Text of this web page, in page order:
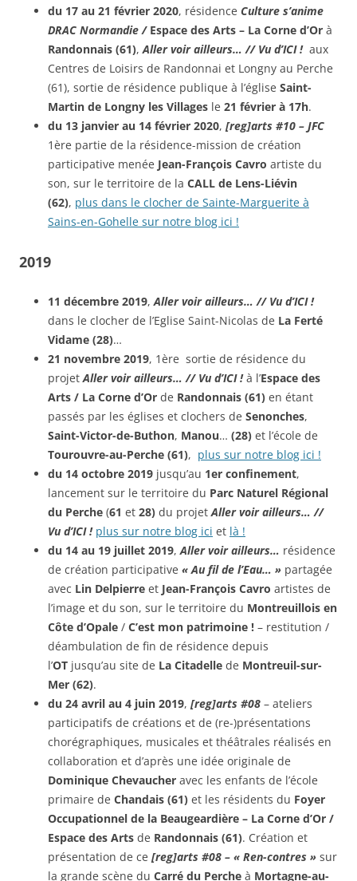
du 17 au 21 février 2020, résidence Culture s’anime
DRAC Normandie / Espace des Arts – La Corne d’Or à
Randonnais (61),Aller voir ailleurs… // Vu d’ICI ! aux
Centres de Loisirs de Randonnai et Longny au Perche
(61), sortie de résidence publique à l’église Saint-
Martin de Longny les Villages le 21 février à 17h.
du 13 janvier au 14 février 2020, [reg]arts #10 – JFC
1ère partie de la résidence-mission de création
participative menée Jean-François Cavro artiste du
son, sur le territoire de la CALL de Lens-Liévin
(62), plus dans le clocher de Sainte-Marguerite à
Sains-en-Gohelle sur notre blog ici !
2019
11 décembre 2019,Aller voir ailleurs… // Vu d’ICI !
dans le clocher de l’Eglise Saint-Nicolas de La Ferté
Vidame (28)…
21 novembre 2019, 1ère sortie de résidence du
projetAller voir ailleurs… // Vu d’ICI !à l’Espace des
Arts / La Corne d’Or de Randonnais (61) en étant
passés par les églises et clochers de Senonches,
Saint-Victor-de-Buthon, Manou… (28) et l’école de
Tourouvre-au-Perche (61), plus sur notre blog ici !
du 14 octobre 2019 jusqu’au 1er confinement,
lancement sur le territoire du Parc Naturel Régional
du Perche (61 et 28) du projetAller voir ailleurs… //
Vu d’ICI ! plus sur notre blog ici et là !
du 14 au 19 juillet 2019,Aller voir ailleurs… résidence
de création participative « Au fil de l’Eau… » partagée
avec Lin Delpierre et Jean-François Cavro artistes de
l’image et du son, sur le territoire du Montreuillois en
Côte d’Opale / C’est mon patrimoine ! – restitution /
déambulation de fin de résidence depuis
l’OT jusqu’au site de La Citadelle de Montreuil-sur-
Mer (62).
du 24 avril au 4 juin 2019, [reg]arts #08 – ateliers
participatifs de créations et de (re-)présentations
chorégraphiques, musicales et théâtrales réalisés en
collaboration et d’après une idée originale de
Dominique Chevaucher avec les enfants de l’école
primaire de Chandais (61) et les résidents du Foyer
Occupationnel de la Beaugeardière – La Corne d’Or /
Espace des Arts de Randonnais (61). Création et
présentation de ce [reg]arts #08 – « Ren-contres » sur
la grande scène du Carré du Perche à Mortagne-au-